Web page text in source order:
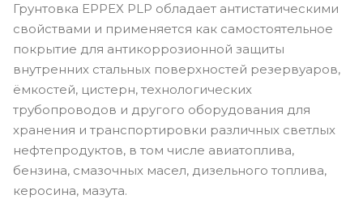
Грунтовка EPPEX PLP обладает антистатическими
свойствами и применяется как самостоятельное
покрытие для антикоррозионной защиты
внутренних стальных поверхностей резервуаров,
ёмкостей, цистерн, технологических
трубопроводов и другого оборудования для
хранения и транспортировки различных светлых
нефтепродуктов, в том числе авиатоплива,
бензина, смазочных масел, дизельного топлива,
керосина, мазута.